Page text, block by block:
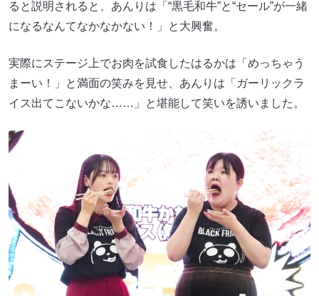
ると説明されると、あんりは「“黒毛和牛”と“セール”が一緒
になるなんてなかなかない！」と大興奮。
実際にステージ上でお肉を試食したはるかは「めっちゃう
まーい！」と満面の笑みを見せ、あんりは「ガーリックラ
イス出てこないかな……」と堪能して笑いを誘いました。